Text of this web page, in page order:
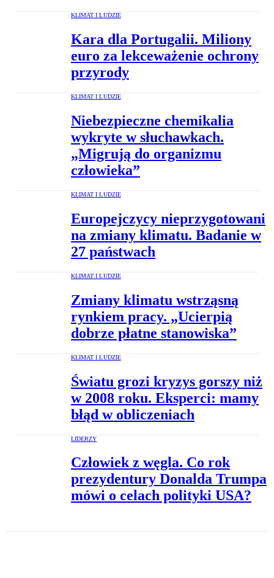
KLIMAT I LUDZIE
Kara dla Portugalii. Miliony
euro za lekceważenie ochrony
przyrody
KLIMAT I LUDZIE
Niebezpieczne chemikalia
wykryte w słuchawkach.
„Migrują do organizmu
człowieka”
KLIMAT I LUDZIE
Europejczycy nieprzygotowani
na zmiany klimatu. Badanie w
27 państwach
KLIMAT I LUDZIE
Zmiany klimatu wstrząsną
rynkiem pracy. „Ucierpią
dobrze płatne stanowiska”
KLIMAT I LUDZIE
Światu grozi kryzys gorszy niż
w 2008 roku. Eksperci: mamy
błąd w obliczeniach
LIDERZY
Człowiek z węgla. Co rok
prezydentury Donalda Trumpa
mówi o celach polityki USA?